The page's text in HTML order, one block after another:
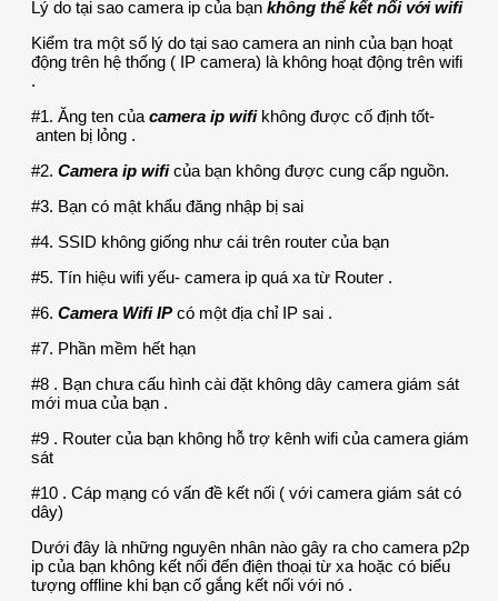
Lý do tại sao camera ip của bạn không thể kết nối với wifi
Kiểm tra một số lý do tại sao camera an ninh của bạn hoạt
động trên hệ thống ( IP camera) là không hoạt động trên wifi
.
#1. Ăng ten của camera ip wifikhông được cố định tốt-
anten bị lỏng .
#2. Camera ip wifi của bạn không được cung cấp nguồn.
#3. Bạn có mật khẩu đăng nhập bị sai
#4. SSID không giống như cái trên router của bạn
#5. Tín hiệu wifi yếu- camera ip quá xa từ Router .
#6. Camera Wifi IP có một địa chỉ IP sai .
#7. Phần mềm hết hạn
#8 . Bạn chưa cấu hình cài đặt không dây camera giám sát
mới mua của bạn .
#9 . Router của bạn không hỗ trợ kênh wifi của camera giám
sát
#10 . Cáp mạng có vấn đề kết nối ( với camera giám sát có
dây)
Dưới đây là những nguyên nhân nào gây ra cho camera p2p
ip của bạn không kết nối đến điện thoại từ xa hoặc có biểu
tượng offline khi bạn cố gắng kết nối với nó .